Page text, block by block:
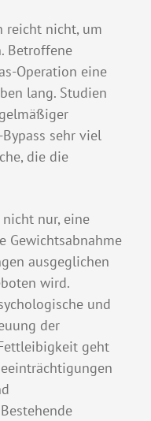
reicht nicht, um
Betroffene
Operation eine
lang. Studien
sehr viel
die die
nur, eine
Gewichtsabnahme
ausgeglichen
wird.
und
der
geht